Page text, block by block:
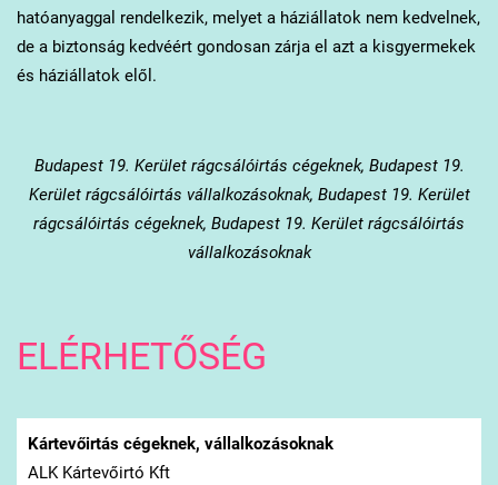
hatóanyaggal rendelkezik, melyet a háziállatok nem kedvelnek,
de a biztonság kedvéért gondosan zárja el azt a kisgyermekek
és háziállatok elől.
Budapest 19. Kerületrágcsálóirtás cégeknek, Budapest 19.
Kerület rágcsálóirtás vállalkozásoknak, Budapest 19. Kerület
rágcsálóirtás cégeknek, Budapest 19. Kerület rágcsálóirtás
vállalkozásoknak
ELÉRHETŐSÉG
Kártevőirtás cégeknek, vállalkozásoknak
ALK Kártevőirtó Kft